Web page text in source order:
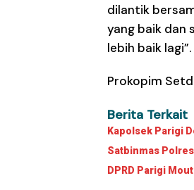
dilantik
yang baik dan
lebih baik lagi”.
Prokopim
Berita Terkait
Kapolsek Parigi
Satbinmas
DPRD Parigi